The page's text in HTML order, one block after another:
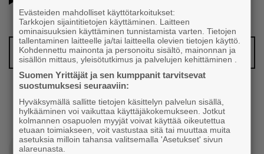
eduista ja hyödyistä!
Vinkkaa meille juttuaihe!
Evästeiden mahdolliset käyttötarkoitukset:
Tarkkojen sijaintitietojen käyttäminen. Laitteen
ominaisuuksien käyttäminen tunnistamista varten. Tietojen
tallentaminen laitteelle ja/tai laitteella olevien tietojen käyttö.
Kohdennettu mainonta ja personoitu sisältö, mainonnan ja
sisällön mittaus, yleisötutkimus ja palvelujen kehittäminen .
Suomen Yrittäjät ja sen kumppanit tarvitsevat
suostumuksesi seuraaviin:
Hyväksymällä sallitte tietojen käsittelyn palvelun sisällä,
hylkääminen voi vaikuttaa käyttäjäkokemukseen. Jotkut
kolmannen osapuolen myyjät voivat käyttää oikeutettua
etuaan toimiakseen, voit vastustaa sitä tai muuttaa muita
asetuksia milloin tahansa valitsemalla 'Asetukset' sivun
alareunasta.